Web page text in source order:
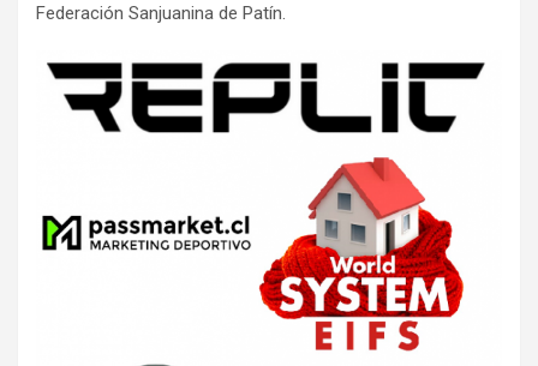
Federación Sanjuanina de Patín.